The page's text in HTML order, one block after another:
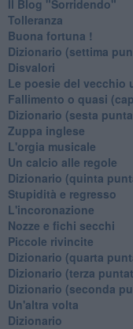
Il Blog "Sorridendo"
Tolleranza
Buona fortuna !
​Dizionario (settima
Disvalori
Le poesie del vecchio
Fallimento o quasi
Dizionario (sesta
Zuppa inglese
L'orgia musicale
Un calcio alle regole
Dizionario (quinta
Stupidità e regresso
L'incoronazione
Nozze e fichi secchi
Piccole rivincite
​Dizionario (quarta
​Dizionario (terza
​Dizionario (seconda
Un'altra volta
Dizionario